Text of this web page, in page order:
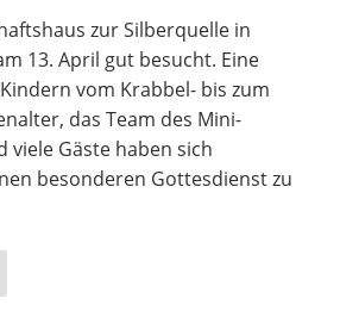
zur Silberquelle in
13. April gut besucht. Eine
vom Krabbel- bis zum
das Team des Mini-
viele Gäste haben sich
besonderen Gottesdienst zu